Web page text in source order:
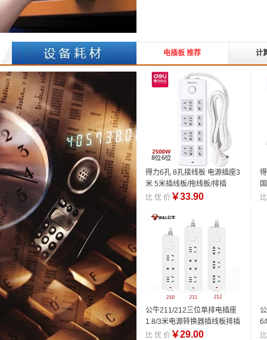
电插板 推荐 计
得力6孔 8孔接线板 电源插座3
米 5米插线板/拖线板/排插
比 优 价 ￥33.90
公牛211/212三位单排电插座
1.8/3米电源转换器插线板排插
比 优 价 ￥29.00